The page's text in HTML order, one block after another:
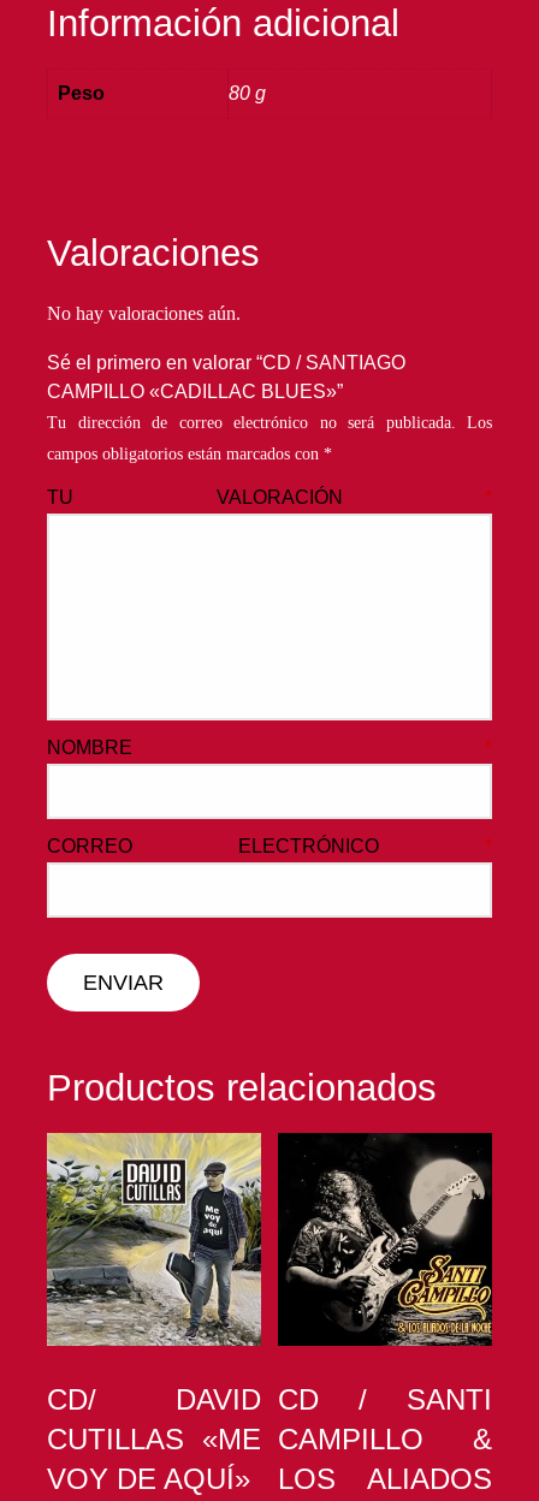
Información adicional
Peso 80 g
Valoraciones
No hay valoraciones aún.
Sé el primero en valorar “CD / SANTIAGO
CAMPILLO «CADILLAC BLUES»”
Tu dirección de correo electrónico no será publicada.
Los
campos obligatorios están marcados con *
TU VALORACIÓN *
NOMBRE *
CORREO ELECTRÓNICO *
Productos relacionados
CD/ DAVID
CUTILLAS «ME
VOY DE AQUÍ»
CD / SANTI
CAMPILLO &
LOS ALIADOS